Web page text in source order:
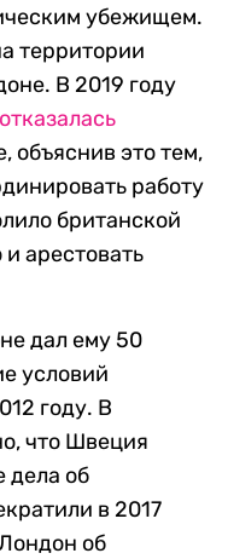
убежищем.
территории
В 2019 году
отказалась
объяснив это тем,
работу
британской
арестовать
дал ему 50
условий
году. В
что Швеция
дела об
в 2017
об